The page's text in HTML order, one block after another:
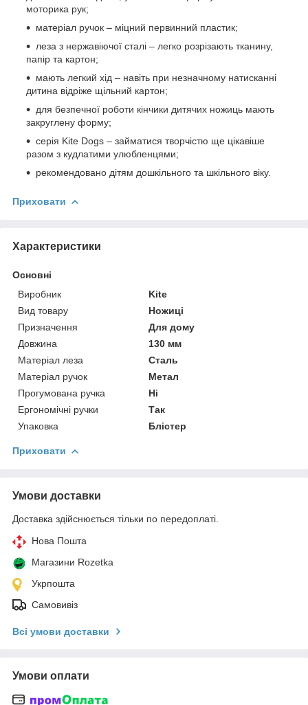
моторика рук;
матеріал ручок – міцний первинний пластик;
леза з нержавіючої сталі – легко розрізають тканину,
папір та картон;
мають легкий хід – навіть при незначному натисканні
дитина відріже щільний картон;
для безпечної роботи кінчики дитячих ножиць мають
закруглену форму;
серія Kite Dogs – займатися творчістю ще цікавіше
разом з кудлатими улюбленцями;
рекомендовано дітям дошкільного та шкільного віку.
Приховати
Характеристики
Основні
Виробник
Kite
Вид товару
Ножиці
Призначення
Для дому
Довжина
130 мм
Матеріал леза
Сталь
Матеріал ручок
Метал
Прогумована ручка
Ні
Ергономічні ручки
Так
Упаковка
Блістер
Приховати
Умови доставки
Доставка здійснюється тільки по передоплаті.
Нова Пошта
Магазини Rozetka
Укрпошта
Самовивіз
Всі умови доставки
Умови оплати